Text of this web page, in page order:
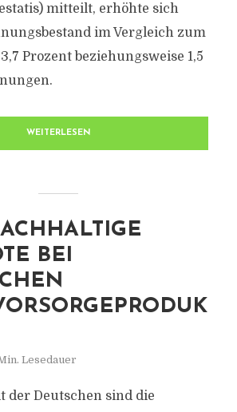
mitteilt, erhöhte sich
im Vergleich zum
Prozent beziehungsweise 1,5
WEITERLESEN
BEI
Lesedauer
der Deutschen sind die